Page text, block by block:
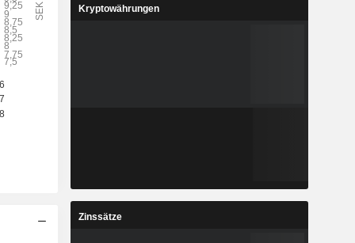
Kryptowährungen
Zinssätze